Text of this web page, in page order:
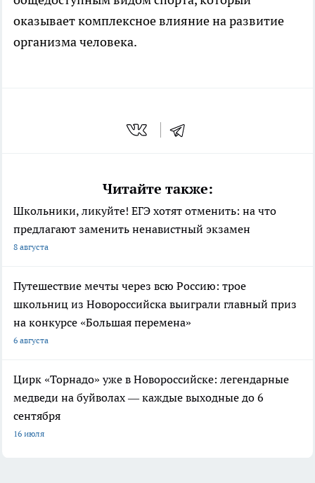
оказывает комплексное влияние на развитие
организма человека.
Читайте также:
Школьники, ликуйте! ЕГЭ хотят отменить: на что
предлагают заменить ненавистный экзамен
8 августа
Путешествие мечты через всю Россию: трое
школьниц из Новороссийска выиграли главный приз
на конкурсе «Большая перемена»
6 августа
Цирк «Торнадо» уже в Новороссийске: легендарные
медведи на буйволах — каждые выходные до 6
сентября
16 июля